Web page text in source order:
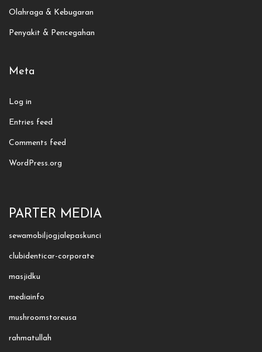
Olahraga & Kebugaran
Penyakit & Pencegahan
Meta
Log in
Entries feed
Comments feed
WordPress.org
PARTER MEDIA
sewamobiljogjalepaskunci
clubidenticar-corporate
masjidku
mediainfo
mushroomstoreusa
rahmatullah